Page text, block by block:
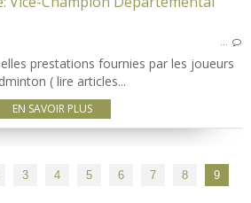
…
prestations fournies par les joueurs
( lire articles...
EN SAVOIR PLUS
3 4 5 6 7 8 9